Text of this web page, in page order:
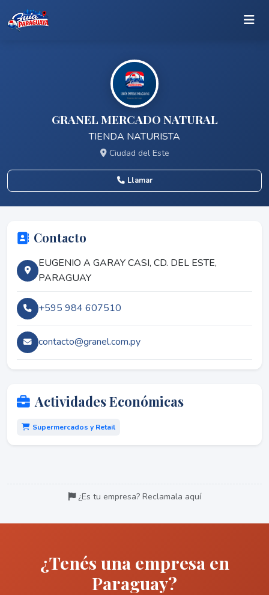
GRANEL MERCADO NATURAL
TIENDA NATURISTA
Ciudad del Este
Llamar
Contacto
EUGENIO A GARAY CASI, CD. DEL ESTE,
PARAGUAY
+595 984 607510
contacto@granel.com.py
Actividades Económicas
Supermercados y Retail
¿Es tu empresa? Reclamala aquí
¿Tenés una empresa en
Paraguay?